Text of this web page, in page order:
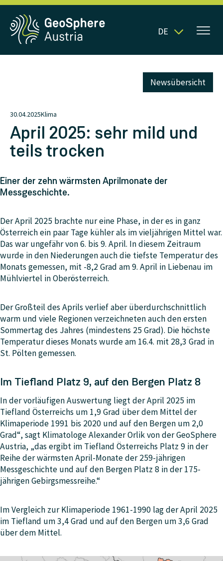
DE
30.04.2025Klima
Newsübersicht
April 2025: sehr mild und
teils trocken
Einer der zehn wärmsten Aprilmonate der
Messgeschichte.
Der April 2025 brachte nur eine Phase, in der es in ganz
Österreich ein paar Tage kühler als im vieljährigen Mittel war.
Das war ungefähr von 6. bis 9. April. In diesem Zeitraum
wurde in den Niederungen auch die tiefste Temperatur des
Monats gemessen, mit -8,2 Grad am 9. April in Liebenau im
Mühlviertel in Oberösterreich.
Der Großteil des Aprils verlief aber überdurchschnittlich
warm und viele Regionen verzeichneten auch den ersten
Sommertag des Jahres (mindestens 25 Grad). Die höchste
Temperatur dieses Monats wurde am 16.4. mit 28,3 Grad in
St. Pölten gemessen.
Im Tiefland Platz 9, auf den Bergen Platz 8
In der vorläufigen Auswertung liegt der April 2025 im
Tiefland Österreichs um 1,9 Grad über dem Mittel der
Klimaperiode 1991 bis 2020 und auf den Bergen um 2,0
Grad“, sagt Klimatologe Alexander Orlik von der GeoSphere
Austria, „das ergibt im Tiefland Österreichs Platz 9 in der
Reihe der wärmsten April-Monate der 259-jährigen
Messgeschichte und auf den Bergen Platz 8 in der 175-
jährigen Gebirgsmessreihe.“
Im Vergleich zur Klimaperiode 1961-1990 lag der April 2025
im Tiefland um 3,4 Grad und auf den Bergen um 3,6 Grad
über dem Mittel.